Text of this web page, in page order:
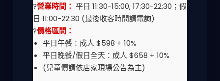
?營業時間： 平日 11:30-15:00, 17:30-22:30；假
日 11:00-22:30 (最後收客時間請電詢)
?價格區間：
平日午餐：成人 $598 + 10%
平日晚餐/假日全天：成人 $658 + 10%
(兒童價請依店家現場公告為主)